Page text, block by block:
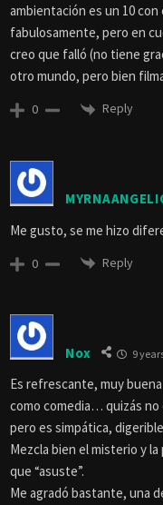
ambientación es un 10
fabulosamente, pero en
creo que falló (no tiene
otro mundo, pero bien
0 Reply
Me gusto, se me hizo
0 Reply
Nox 9
Es refrescante, muy
como comedia… quizás no
pero es simpática,
Mezcla bien el misterio y
que “asuste”.
Me agradó bastante, una